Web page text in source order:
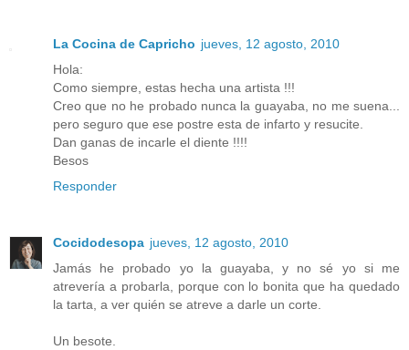
La Cocina de Capricho jueves, 12 agosto, 2010
Hola:
Como siempre, estas hecha una artista !!!
Creo que no he probado nunca la guayaba, no me suena...
pero seguro que ese postre esta de infarto y resucite.
Dan ganas de incarle el diente !!!!
Besos
Responder
Cocidodesopa jueves, 12 agosto, 2010
Jamás he probado yo la guayaba, y no sé yo si me
atrevería a probarla, porque con lo bonita que ha quedado
la tarta, a ver quién se atreve a darle un corte.
Un besote.